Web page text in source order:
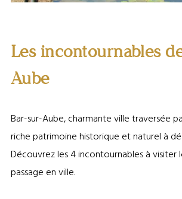
Les incontournables
Aube
Bar-sur-Aube, charmante ville traversée
riche patrimoine historique et naturel à
Découvrez les 4 incontournables à visiter
passage en ville.